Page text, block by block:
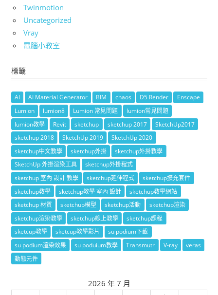
Twinmotion
Uncategorized
Vray
電腦小教室
標籤
AI AI Material Generator BIM chaos D5 Render
Enscape
Lumion
lumion8 Lumion 常見問題
lumion常見問題
lumion教學
Revit sketchup sketchup 2017
SketchUp2017
sketchup 2018
SketchUp 2019
SketchUp 2020
sketchup中文教學
sketchup外掛
sketchup外掛教學
SketchUp 外掛渲染工具
sketchup外掛程式
sketchup 室內 設計 教學
sketchup延伸程式
sketchup擴充套件
sketchup教學
sketchup教學 室內 設計
sketchup教學網站
sketchup 材質
sketchup模型 sketchup活動
sketchup渲染
sketchup渲染教學
sketchup線上教學
sketchup課程
sketcup教學
sketcup教學影片
su podium下載
su podium渲染效果
su poduium教學 Transmutr V-ray
veras
動態元件
2026 年 7 月